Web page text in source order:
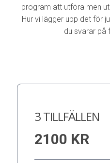
program att utföra men
Hur vi lägger upp det för
du svarar på
3 TILLFÄLLEN
2100 KR